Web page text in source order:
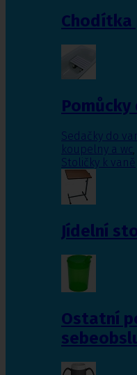
Chodítka
Sedačky do
koupelny a wc,
Stoličky k vaně
Jídelní
Ostatní